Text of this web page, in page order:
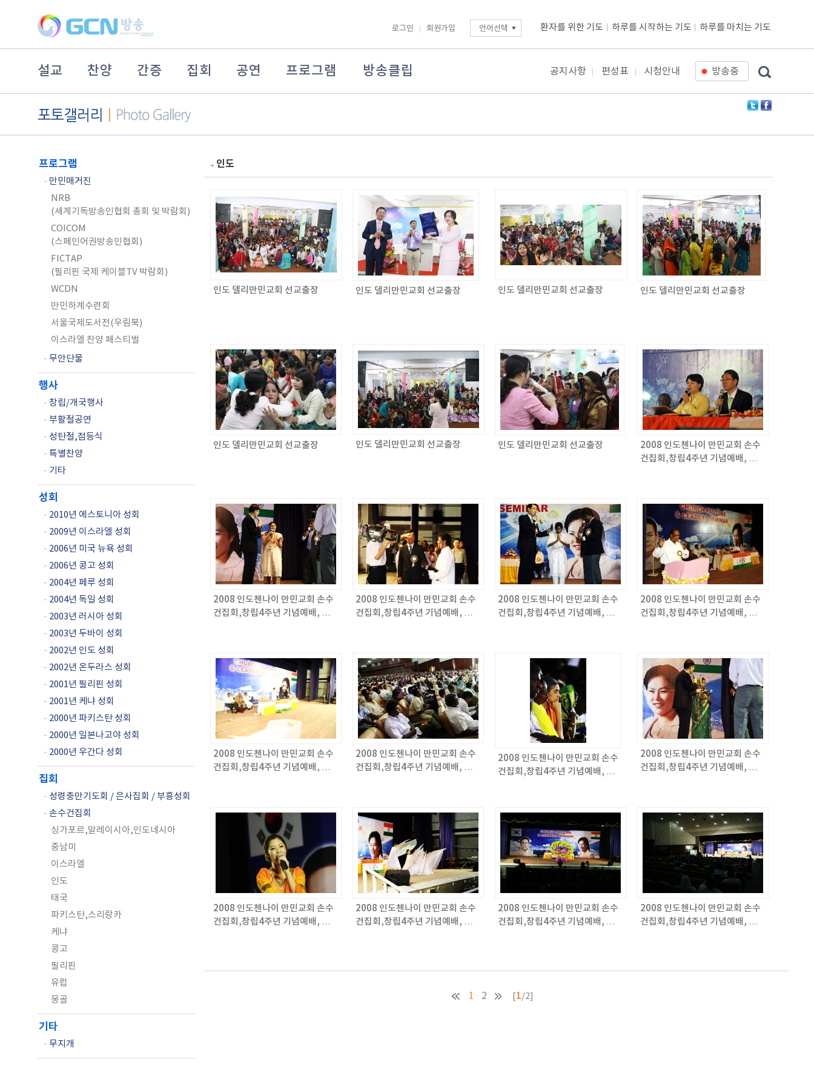
로그인 회원가입 언어선택 환자를 위한 기도 하루를 시작하는 기도 하루를 마치는 기도
설교 찬양 간증 집회 공연 프로그램 방송클립 공지사항 편성표 시청안내 방송중
프로그램
- 만민매거진
NRB
(세계기독방송인협회 총회 및 박람회)
COICOM
(스페인어권방송인협회)
FICTAP
(필리핀 국제 케이블TV 박람회)
WCDN
만민하계수련회
서울국제도서전(우림북)
이스라엘 찬양 페스티벌
- 무안단물
행사
- 창립/개국행사
- 부활절공연
- 성탄절,점등식
- 특별찬양
- 기타
성회
- 2010년 에스토니아 성회
- 2009년 이스라엘 성회
- 2006년 미국 뉴욕 성회
- 2006년 콩고 성회
- 2004년 페루 성회
- 2004년 독일 성회
- 2003년 러시아 성회
- 2003년 두바이 성회
- 2002년 인도 성회
- 2002년 온두라스 성회
- 2001년 필리핀 성회
- 2001년 케냐 성회
- 2000년 파키스탄 성회
- 2000년 일본나고야 성회
- 2000년 우간다 성회
집회
- 성령충만기도회 / 은사집회 / 부흥성회
- 손수건집회
싱가포르,말레이시아,인도네시아
중남미
이스라엘
인도
태국
파키스탄,스리랑카
케냐
콩고
필리핀
유럽
몽골
기타
- 무지개
인도
인도 델리만민교회 선교출장 인도 델리만민교회 선교출장 인도 델리만민교회 선교출장 인도 델리만민교회 선교출장
인도 델리만민교회 선교출장 인도 델리만민교회 선교출장 인도 델리만민교회 선교출장
2008 인도첸나이 만민교회 손수
건집회,창립4주년 기념예배, 목
2008 인도첸나이 만민교회 손수
건집회,창립4주년 기념예배, 목
2008 인도첸나이 만민교회 손수
건집회,창립4주년 기념예배, 목
2008 인도첸나이 만민교회 손수
건집회,창립4주년 기념예배, 목
2008 인도첸나이 만민교회 손수
건집회,창립4주년 기념예배, 목
2008 인도첸나이 만민교회 손수
건집회,창립4주년 기념예배, 목
2008 인도첸나이 만민교회 손수
건집회,창립4주년 기념예배, 목
2008 인도첸나이 만민교회 손수
건집회,창립4주년 기념예배, 목
2008 인도첸나이 만민교회 손수
건집회,창립4주년 기념예배, 목
2008 인도첸나이 만민교회 손수
건집회,창립4주년 기념예배, 목
2008 인도첸나이 만민교회 손수
건집회,창립4주년 기념예배, 목
2008 인도첸나이 만민교회 손수
건집회,창립4주년 기념예배, 목
2008 인도첸나이 만민교회 손수
건집회,창립4주년 기념예배, 목
1 2 [1/2]